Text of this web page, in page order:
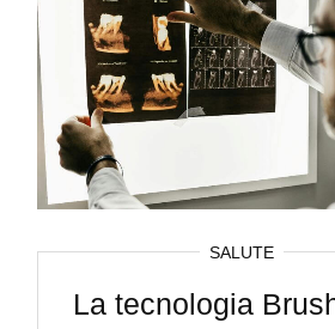
SALUTE
La tecnologia